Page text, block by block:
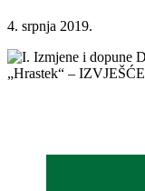
4. srpnja 2019.